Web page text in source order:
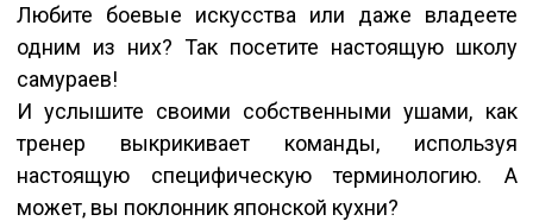
Любите боевые искусства или даже владеете
одним из них? Так посетите настоящую школу
самураев!
И услышите своими собственными ушами, как
тренер выкрикивает команды, используя
настоящую специфическую терминологию. А
может, вы поклонник японской кухни?